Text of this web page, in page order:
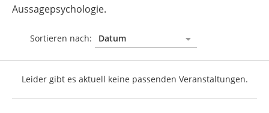
Aussagepsychologie.
Sortieren nach:
Leider gibt es aktuell keine passenden Veranstaltungen.